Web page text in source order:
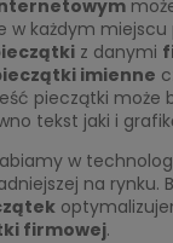
w każdym
z danymi
imienne
pieczątki
tekst jaki i
w
na rynku.
firmowej.